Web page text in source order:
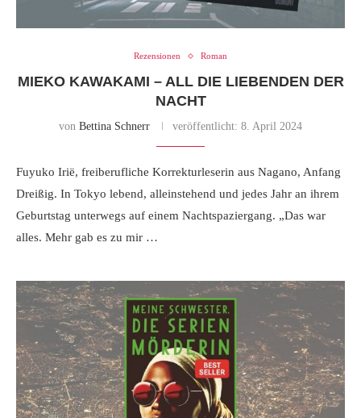
Rezensionen Roman
MIEKO KAWAKAMI – ALL DIE LIEBENDEN DER
NACHT
von Bettina Schnerr veröffentlicht: 8. April 2024
Fuyuko Irië, freiberufliche Korrekturleserin aus Nagano, Anfang
Dreißig. In Tokyo lebend, alleinstehend und jedes Jahr an ihrem
Geburtstag unterwegs auf einem Nachtspaziergang. „Das war
alles. Mehr gab es zu mir …